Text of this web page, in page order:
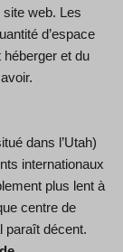
web. Les
d’espace
héberger et du
dans l’Utah)
internationaux
plus lent à
centre de
paraît décent.